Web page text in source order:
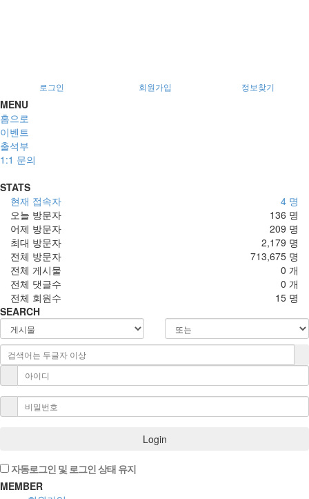
로그인 회원가입 정보찾기
MENU
홈으로
이벤트
출석부
1:1 문의
STATS
4 명
현재 접속자
136 명
오늘 방문자
209 명
어제 방문자
2,179 명
최대 방문자
713,675 명
전체 방문자
0 개
전체 게시물
0 개
전체 댓글수
15 명
전체 회원수
SEARCH
Login
자동로그인 및 로그인 상태 유지
MEMBER